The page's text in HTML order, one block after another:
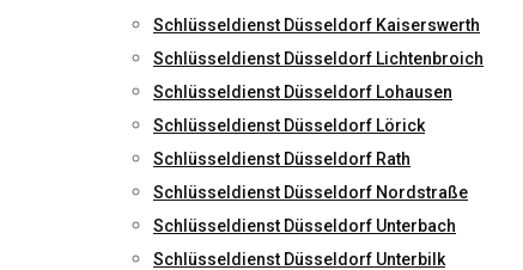
Schlüsseldienst Düsseldorf Kaiserswerth
Schlüsseldienst Düsseldorf Lichtenbroich
Schlüsseldienst Düsseldorf Lohausen
Schlüsseldienst Düsseldorf Lörick
Schlüsseldienst Düsseldorf Rath
Schlüsseldienst Düsseldorf Nordstraße
Schlüsseldienst Düsseldorf Unterbach
Schlüsseldienst Düsseldorf Unterbilk